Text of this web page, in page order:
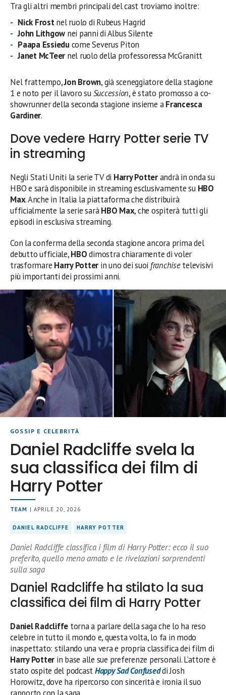
Tra gli altri membri principali del cast troviamo inoltre:
Nick Frostnel ruolo di Rubeus Hagrid
John Lithgow nei panni di Albus Silente
Paapa Essieducome Severus Piton
Janet McTeer nel ruolo della professoressa McGranitt
Nel frattempo,Jon Brown, già sceneggiatore della stagione
1 e noto per il lavoro suSuccession, è stato promosso a co-
showrunner della seconda stagione insieme aFrancesca
Gardiner.
Dove vedere Harry Potter serie TV
in streaming
Negli Stati Uniti la serie TV di Harry Potterandrà in onda su
HBO e sarà disponibile in streaming esclusivamente su HBO
Max. Anche in Italia la piattaforma che distribuirà
ufficialmente la serie saràHBO Max, che ospiterà tutti gli
episodi in esclusiva streaming.
Con la conferma della seconda stagione ancora prima del
debutto ufficiale,HBOdimostra chiaramente di voler
trasformare Harry Potter in uno dei suoi franchisetelevisivi
più importanti dei prossimi anni.
GOSSIP E CELEBRITÀ
Daniel Radcliffe svela la
sua classifica dei film di
Harry Potter
TEAM | APRILE 20, 2026
DANIEL RADCLIFFE HARRY POTTER
Daniel Radcliffe classifica i film di Harry Potter: ecco il suo
preferito, quello meno amato e le rivelazioni sorprendenti
sulla saga
Daniel Radcliffe ha stilato la sua
classifica dei film di Harry Potter
Daniel Radcliffe torna a parlare della saga che lo ha reso
celebre in tutto il mondo e, questa volta, lo fa in modo
inaspettato: stilando una vera e propria classifica dei film di
Harry Potter in base alle sue preferenze personali. L’attore è
stato ospite del podcastHappy Sad Confuseddi Josh
Horowitz, dove ha ripercorso con sincerità e ironia il suo